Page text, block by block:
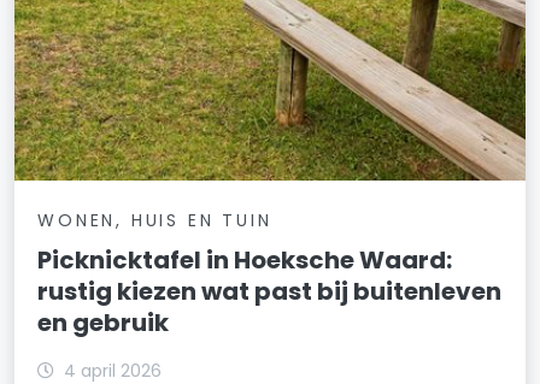
WONEN, HUIS EN TUIN
Picknicktafel in Hoeksche Waard:
rustig kiezen wat past bij buitenleven
en gebruik
4 april 2026